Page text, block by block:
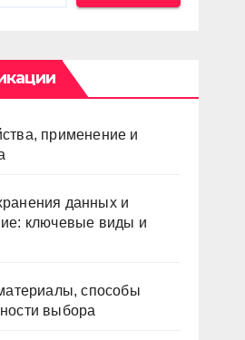
применение и
данных и
ключевые виды и
способы
выбора